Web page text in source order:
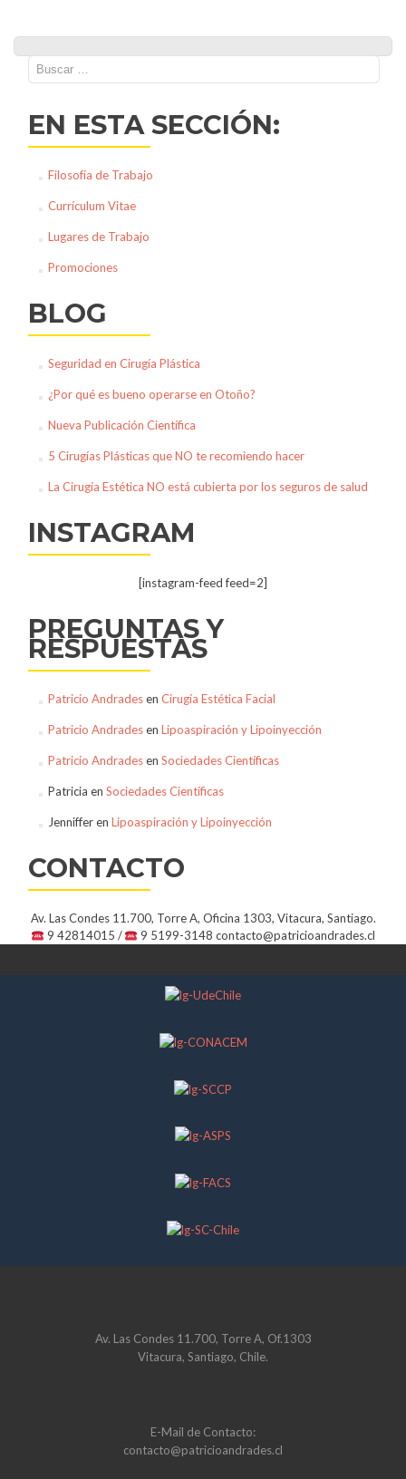
Buscar:
EN ESTA SECCIÓN:
Filosofía de Trabajo
Currículum Vitae
Lugares de Trabajo
Promociones
BLOG
Seguridad en Cirugía Plástica
¿Por qué es bueno operarse en Otoño?
Nueva Publicación Científica
5 Cirugías Plásticas que NO te recomiendo hacer
La Cirugía Estética NO está cubierta por los seguros de salud
INSTAGRAM
[instagram-feed feed=2]
PREGUNTAS Y
RESPUESTAS
Patricio Andradesen Cirugía Estética Facial
Patricio Andradesen Lipoaspiración y Lipoinyección
Patricio Andradesen Sociedades Científicas
Patricia en Sociedades Científicas
Jennifferen Lipoaspiración y Lipoinyección
CONTACTO
Av. Las Condes 11.700, Torre A, Oficina 1303, Vitacura, Santiago.
9 42814015 /
9 5199-3148contacto@patricioandrades.cl
Av. Las Condes 11.700, Torre A, Of.1303
Vitacura, Santiago, Chile.
E-Mail de Contacto:
contacto@patricioandrades.cl